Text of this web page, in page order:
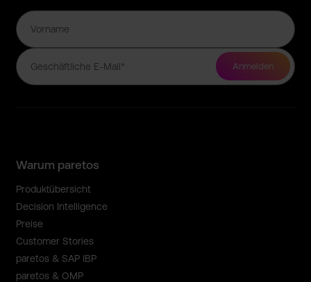
Warum paretos
Produktübersicht
Decision Intelligence
Preise
Customer Stories
paretos & SAP IBP
paretos & OMP